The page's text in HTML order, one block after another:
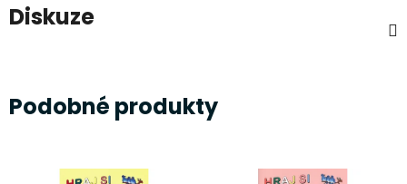
Diskuze
Podobné produkty